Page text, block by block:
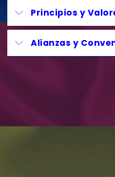
Principios y
Alianzas y